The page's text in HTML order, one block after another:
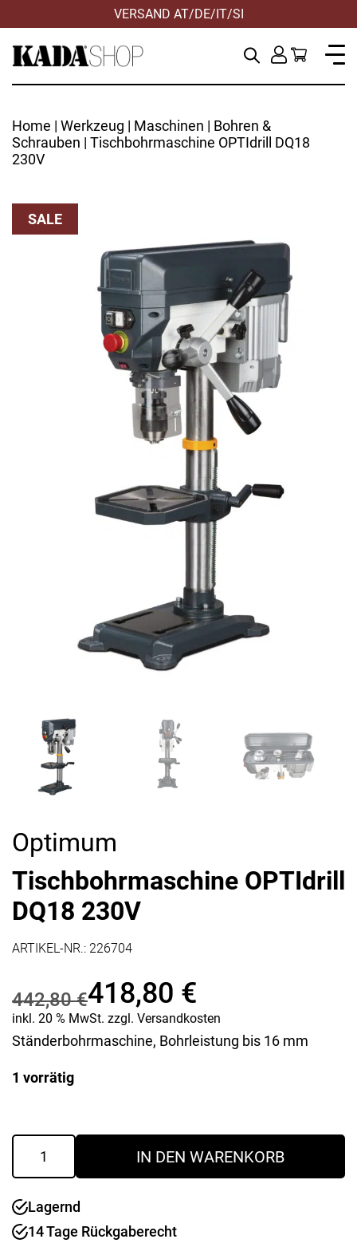
VERSAND AT/DE/IT/SI
Home | Werkzeug | Maschinen | Bohren &
Schrauben | Tischbohrmaschine OPTIdrill DQ18
230V
SALE
Optimum
Tischbohrmaschine OPTIdrill
DQ18 230V
ARTIKEL-NR.: 226704
442,80€
Ursprünglicher
442,80 €
418,80 €
Aktueller
418,80 €.
inkl. 20 % MwSt. zzgl. Versandkosten
Ständerbohrmaschine, Bohrleistung bis 16 mm
1 vorrätig
Tischbohrmaschine
OPTIdrill
DQ18
Menge
IN DEN WARENKORB
Lagernd
14 Tage Rückgaberecht